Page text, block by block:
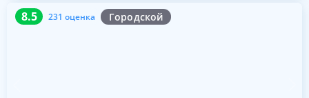
8.5 231 оценка Городской
8.5 231 оценка